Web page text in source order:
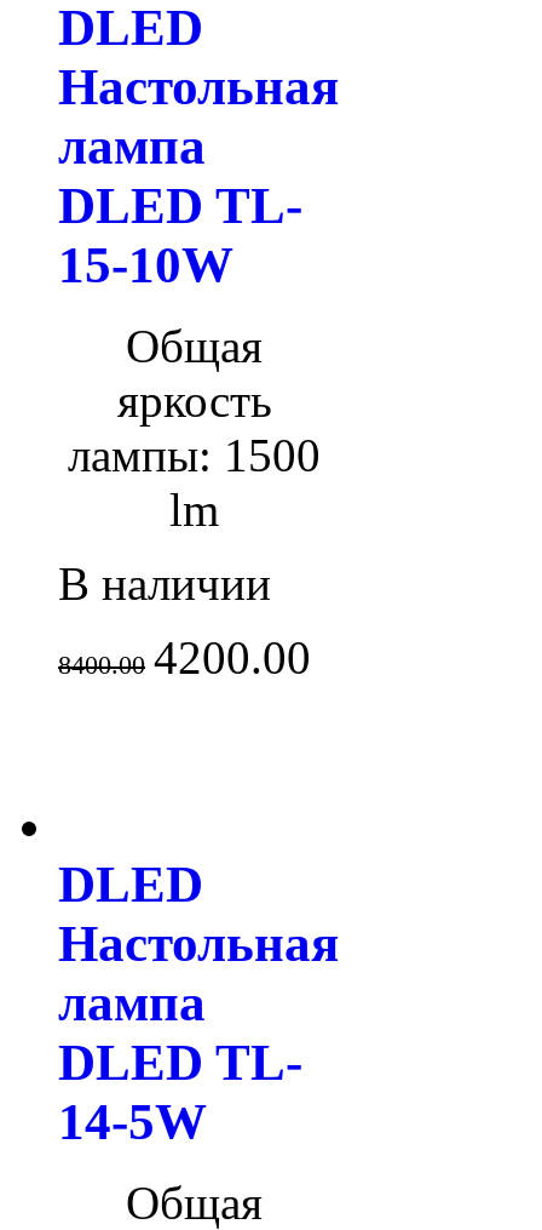
DLED
Настольная
лампа
DLED TL-
15-10W
Общая
яркость
лампы: 1500
lm
В наличии
8400.00 4200.00
DLED
Настольная
лампа
DLED TL-
14-5W
Общая